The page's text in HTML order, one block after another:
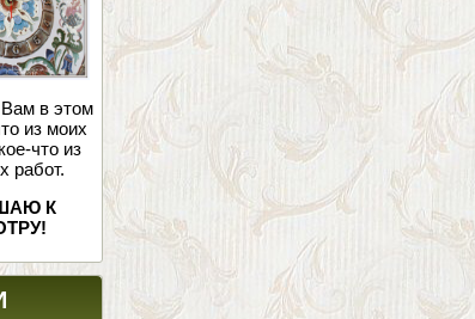
Вам в этом
из моих
что из
работ.
К